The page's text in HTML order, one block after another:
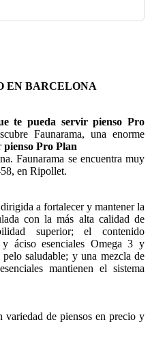
EN BARCELONA
te pueda servir pienso Pro
Faunarama, una enorme
pienso Pro Plan
Faunarama se encuentra muy
en Ripollet.
dirigida a fortalecer y mantener la
con la más alta calidad de
superior; el contenido
áciso esenciales Omega 3 y
saludable; y una mezcla de
mantienen el sistema
variedad de piensos en precio y